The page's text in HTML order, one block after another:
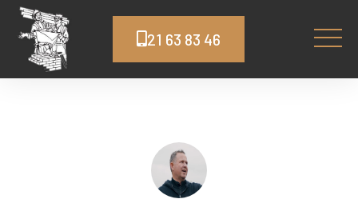
21 63 83 46